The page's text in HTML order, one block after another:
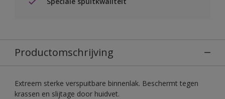
Productomschrijving
Extreem sterke verspuitbare binnenlak. Beschermt tegen
krassen en slijtage door huidvet.